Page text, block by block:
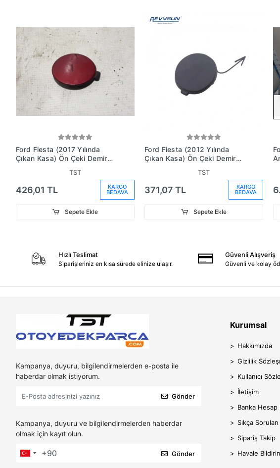
Ford Fiesta (2017 Yılında
Çıkan Kasa) Ön Çeki Demir
H1Bb17A989A1Bxwaa)
TST
426,01 TL KARGO
BEDAVA
Sepete Ekle
Ford Fiesta (2012 Yılında
Çıkan Kasa) Ön Çeki Demir
C1Bb17A989Aaxwaa)
TST
371,07 TL KARGO
BEDAVA
Sepete Ekle
Hızlı Teslimat
Siparişleriniz en kısa sürede elinize ulaşır.
Güvenli Alışveriş
Güvenli ve kolay
Kampanya, duyuru, bilgilendirmelerden e-posta ile
haberdar olmak istiyorum.
Gönder
Kampanya, duyuru ve bilgilendirmelerden haberdar
olmak için kayıt olun.
Gönder
Kurumsal
Hakkımızda
Gizlilik
Kullanıcı
İletişim
Banka Hesap
Sıkça
Sipariş Takip
Havale